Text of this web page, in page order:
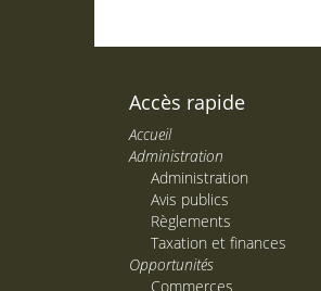
Accès rapide
Accueil
Administration
Administration
Avis publics
Règlements
Taxation et finances
Opportunités
Commerces